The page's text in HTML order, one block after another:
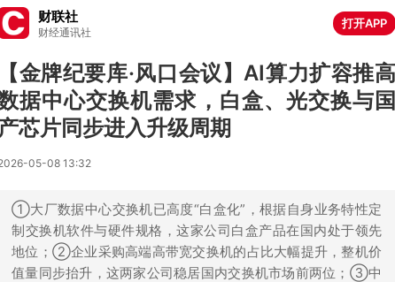
财联社
财经通讯社
打开APP
【金牌纪要库·风口会议】AI算力扩容推高
据中心交换机需求，白盒、光交换与国
产芯片同步进入升级周期
05-08 13:32
①大厂数据中心交换机已高度“白盒化”，根据自身业务特性定
制交换机软件与硬件规格，这家公司白盒产品在国内处于领先
地位；②企业采购高端高带宽交换机的占比大幅提升，整机价
值量同步抬升，这两家公司稳居国内交换机市场前两位；③中